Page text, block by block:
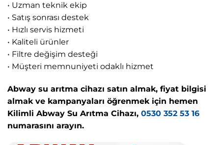
• Uzman teknik ekip
• Satış sonrası destek
• Hızlı servis hizmeti
• Kaliteli ürünler
• Filtre değişim desteği
• Müşteri memnuniyeti odaklı hizmet
Abway su arıtma cihazı satın almak, fiyat bilgisi
almak ve kampanyaları öğrenmek için hemen
Kilimli Abway Su Arıtma Cihazı, 0530 352 53 16
numarasını arayın.